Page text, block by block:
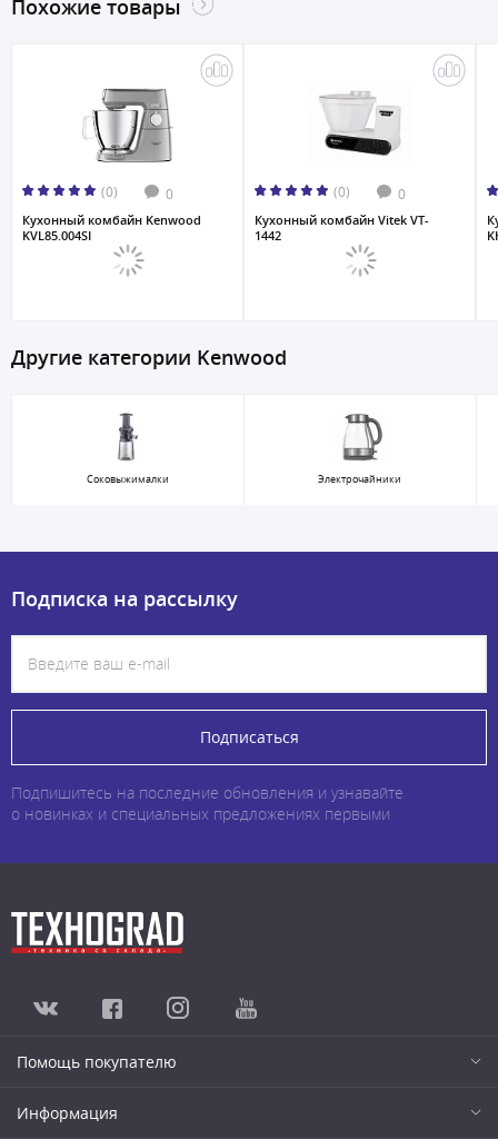
Похожие товары
(0) 0
Кухонный комбайн Kenwood
KVL85.004SI
(0) 0
Кухонный комбайн Vitek VT-
1442
Другие категории Kenwood
Соковыжималки Электрочайники
Подписка на рассылку
Подписаться
Подпишитесь на последние обновления и узнавайте
о новинках и специальных предложениях первыми
Помощь покупателю
Информация